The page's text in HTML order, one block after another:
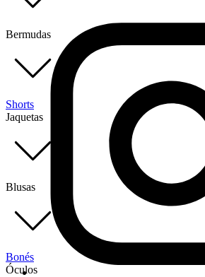
Bermudas
Shorts
Jaquetas
Blusas
Bonés
Óculos